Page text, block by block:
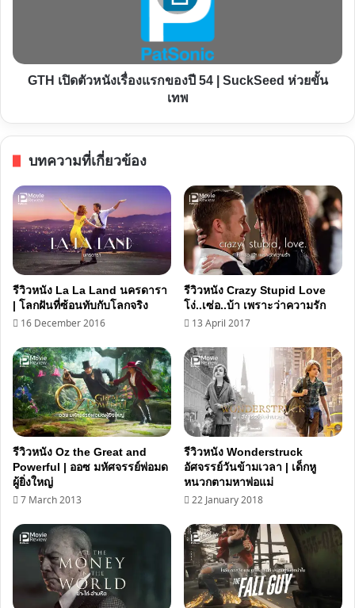
โรง
หนัง
ของ
ปี
SuckSeed
ขั้น
เทพ
GTH เปิดตัวหนังเรื่องแรกของปี 54 | SuckSeed ห่วยขั้น
เทพ
บทความที่เกี่ยวข้อง
รีวิวหนัง La La Land นครดารา
| โลกฝันที่ซ้อนทับกับโลกจริง
16 December 2016
รีวิวหนัง Crazy Stupid Love
โง่..เซ่อ..บ้า เพราะว่าความรัก
13 April 2017
รีวิวหนัง Oz the Great and
Powerful | ออซ มหัศจรรย์พ่อมด
ผู้ยิ่งใหญ่
7 March 2013
รีวิวหนัง Wonderstruck
อัศจรรย์วันข้ามเวลา | เด็กหู
หนวกตามหาพ่อแม่
22 January 2018